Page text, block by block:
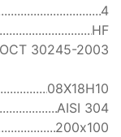
4
HF
30245-2003
08Х18Н10
AISI 304
200х100